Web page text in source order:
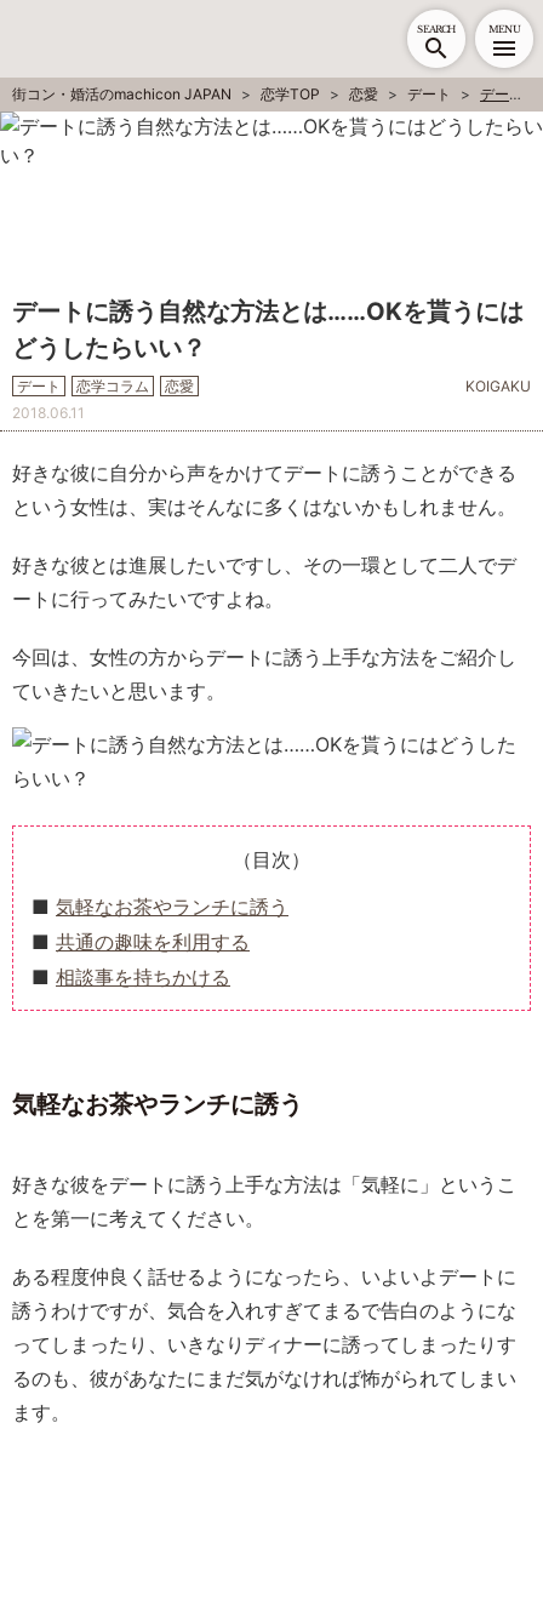
SEARCH MENU
街コン・婚活のmachicon JAPAN 恋学TOP 恋愛 デート デートに誘う自然な方法とは……OKを貰うにはどうしたらいい？
デートに誘う自然な方法とは……OKを貰うには
どうしたらいい？
デート 恋学コラム 恋愛
KOIGAKU
2018.06.11
好きな彼に自分から声をかけてデートに誘うことができる
という女性は、実はそんなに多くはないかもしれません。
好きな彼とは進展したいですし、その一環として二人でデ
ートに行ってみたいですよね。
今回は、女性の方からデートに誘う上手な方法をご紹介し
ていきたいと思います。
（目次）
気軽なお茶やランチに誘う
共通の趣味を利用する
相談事を持ちかける
気軽なお茶やランチに誘う
好きな彼をデートに誘う上手な方法は「気軽に」というこ
とを第一に考えてください。
ある程度仲良く話せるようになったら、いよいよデートに
誘うわけですが、気合を入れすぎてまるで告白のようにな
ってしまったり、いきなりディナーに誘ってしまったりす
るのも、彼があなたにまだ気がなければ怖がられてしまい
ます。